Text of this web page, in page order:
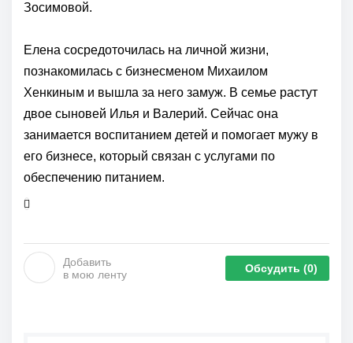
Зосимовой.
Елена сосредоточилась на личной жизни,
познакомилась с бизнесменом Михаилом
Хенкиным и вышла за него замуж. В семье растут
двое сыновей Илья и Валерий. Сейчас она
занимается воспитанием детей и помогает мужу в
его бизнесе, который связан с услугами по
обеспечению питанием.
Добавить
в мою ленту
Обсудить (0)